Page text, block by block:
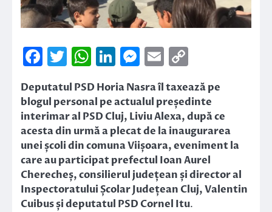
Facebook
Twitter
WhatsApp
LinkedIn
Messenger
Email
Link
Deputatul PSD Horia Nasra îl taxează pe
blogul personal pe actualul președinte
interimar al PSD Cluj, Liviu Alexa, după ce
acesta din urmă a plecat de la inaugurarea
unei școli din comuna Viișoara, eveniment la
care au participat prefectul Ioan Aurel
Cherecheș, consilierul județean și director al
Inspectoratului Școlar Județean Cluj, Valentin
Cuibus și deputatul PSD Cornel Itu.